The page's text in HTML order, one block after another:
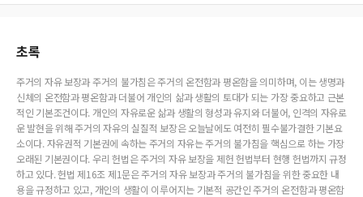
초록
주거의 자유 보장과 주거의 불가침은 주거의 온전함과 평온함을 의미하며, 이는 생명과
신체의 온전함과 평온함과 더불어 개인의 삶과 생활의 토대가 되는 가장 중요하고 근본
적인 기본조건이다. 개인의 자유로운 삶과 생활의 형성과 유지와 더불어, 인격의 자유로
운 발현을 위해 주거의 자유의 실질적 보장은 오늘날에도 여전히 필수불가결한 기본요
소이다. 자유권적 기본권에 속하는 주거의 자유는 주거의 불가침을 핵심으로 하는 가장
오래된 기본권이다. 우리 헌법은 주거의 자유 보장을 제헌 헌법부터 현행 헌법까지 규정
하고 있다. 헌법 제16조 제1문은 주거의 자유 보장과 주거의 불가침을 위한 중요한 내
용을 규정하고 있고, 개인의 생활이 이루어지는 기본적 공간인 주거의 온전함과 평온함